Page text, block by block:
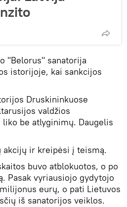
"Belorus" sanatorija
istorijoje, kai sankcijos
Druskininkuose
valdžios
be atlyginimų. Daugelis
akcijų ir kreipėsi į teismą.
buvo atblokuotos, o po
Pasak vyriausiojo gydytojo
eurų, o pati Lietuvos
iš sanatorijos veiklos.